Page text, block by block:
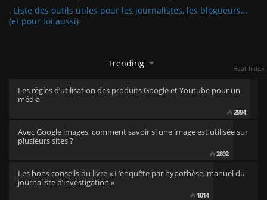
. Liste des outils utiles pour les journalistes, les blogueurs…
(et pour toi aussi)
Trending Heat Index
Les règles d’utilisation des produits Google et Youtube pour un
média
2994
Avec Google images, comment savoir si une image est utilisée sur
plusieurs sites ?
2892
Les bons conseils du livre « L’enquête par hypothèse, manuel du
journaliste d’investigation »
1014